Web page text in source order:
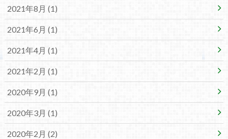
2021年8月 (1)
2021年6月 (1)
2021年4月 (1)
2021年2月 (1)
2020年9月 (1)
2020年3月 (1)
2020年2月 (2)